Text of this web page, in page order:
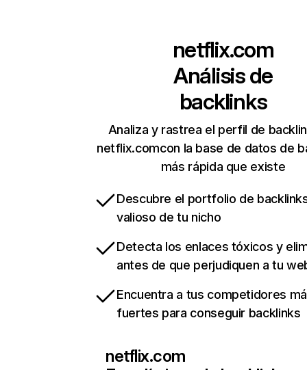
netflix.com
Análisis de
backlinks
Analiza y rastrea el perfil de
netflix.comcon la base de datos de
más rápida que existe
Descubre el portfolio de
valioso de tu nicho
Detecta los enlaces tóxicos y
antes de que perjudiquen a tu
Encuentra a tus competidores
fuertes para conseguir backlinks
netflix.com